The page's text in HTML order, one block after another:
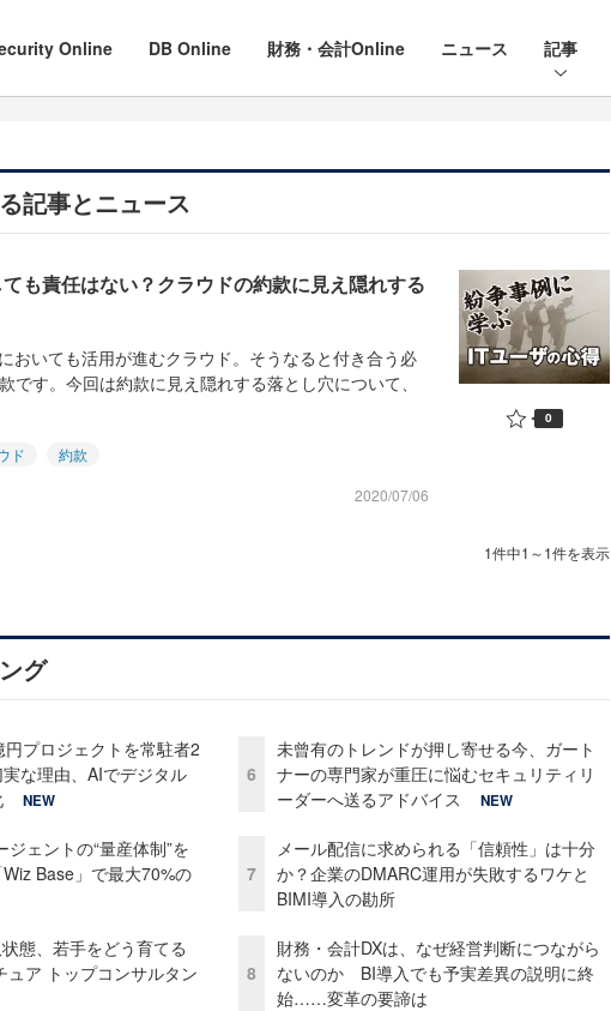
Online DB Online 財務・会計Online ニュース 記事
記事とニュース
も責任はない？クラウドの約款に見え隠れする
おいても活用が進むクラウド。そうなると付き合う必
です。今回は約款に見え隠れする落とし穴について、
ド
約款
2020/07/06
0
1件中1～1件を表示
グ
プロジェクトを常駐者2
な理由、AIでデジタル
NEW
ェントの“量産体制”を
Base」で最大70%の
態、若手をどう育てる
ュア トップコンサルタン
6
未曾有のトレンドが押し寄せる今、ガート
ナーの専門家が重圧に悩むセキュリティリ
ーダーへ送るアドバイス
NEW
7
メール配信に求められる「信頼性」は十分
か？企業のDMARC運用が失敗するワケと
BIMI導入の勘所
8
財務・会計DXは、なぜ経営判断につながら
ないのか BI導入でも予実差異の説明に終
始……変革の要諦は